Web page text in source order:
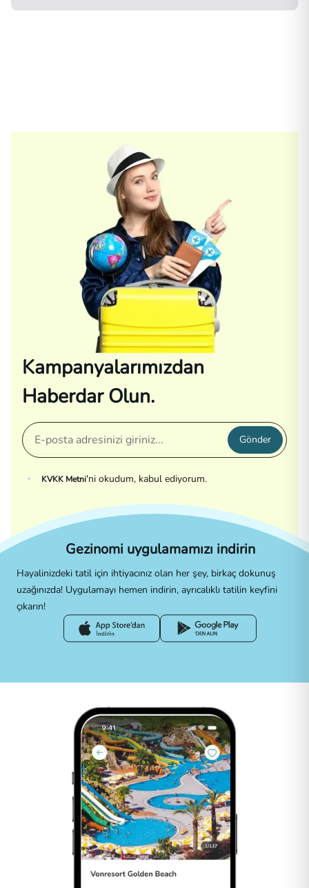
Kampanyalarımızdan
Haberdar Olun.
Gönder
KVKK Metni'ni okudum, kabul ediyorum.
Gezinomi uygulamamızı indirin
Hayalinizdeki tatil için ihtiyacınız olan her şey, birkaç dokunuş
uzağınızda! Uygulamayı hemen indirin, ayrıcalıklı tatilin keyfini
çıkarın!